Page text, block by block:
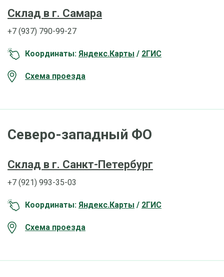
Склад в г. Самара
+7 (937) 790-99-27
Координаты: Яндекс.Карты / 2ГИС
Схема проезда
Северо-западный ФО
Склад в г. Санкт-Петербург
+7 (921) 993-35-03
Координаты: Яндекс.Карты / 2ГИС
Схема проезда